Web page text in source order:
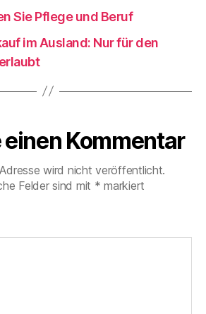
Sie Pflege und Beruf
im Ausland: Nur für den
Kommentar
wird nicht veröffentlicht.
Felder sind mit * markiert